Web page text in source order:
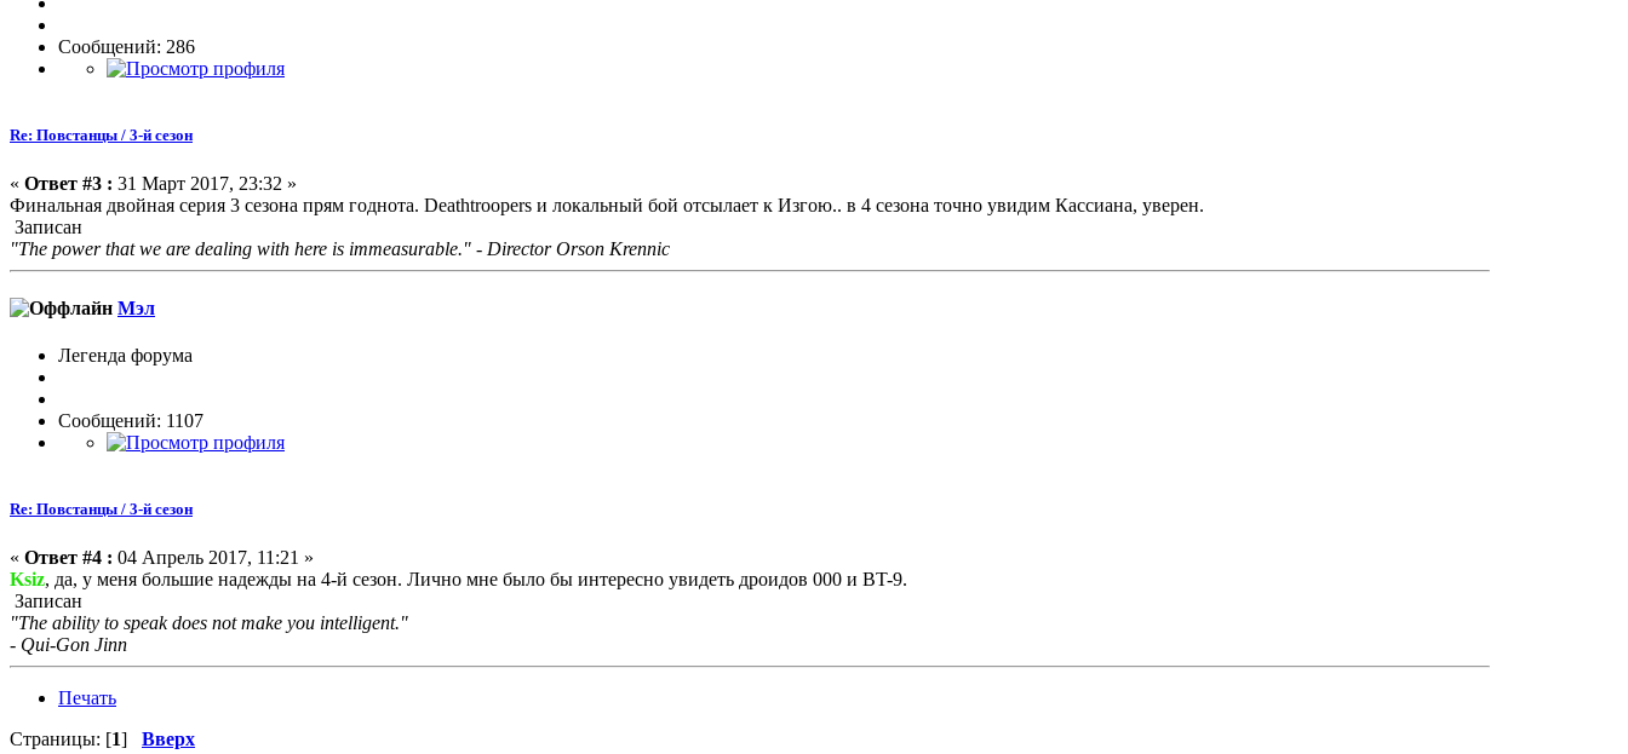
Сообщений: 286
Re: Повстанцы / 3-й сезон
« Ответ #3 : 31 Март 2017, 23:32 »
Финальная двойная серия 3 сезона прям годнота. Deathtroopers и локальный бой отсылает к Изгою.. в 4 сезона точно увидим Кассиана, уверен.
Записан
"The power that we are dealing with here is immeasurable." - Director Orson Krennic
Мэл
Легенда форума
Сообщений: 1107
Re: Повстанцы / 3-й сезон
« Ответ #4 : 04 Апрель 2017, 11:21 »
Ksiz, да, у меня большие надежды на 4-й сезон. Лично мне было бы интересно увидеть дроидов 000 и BT-9.
Записан
"The ability to speak does not make you intelligent."
- Qui-Gon Jinn
Печать
Страницы: [1] Вверх